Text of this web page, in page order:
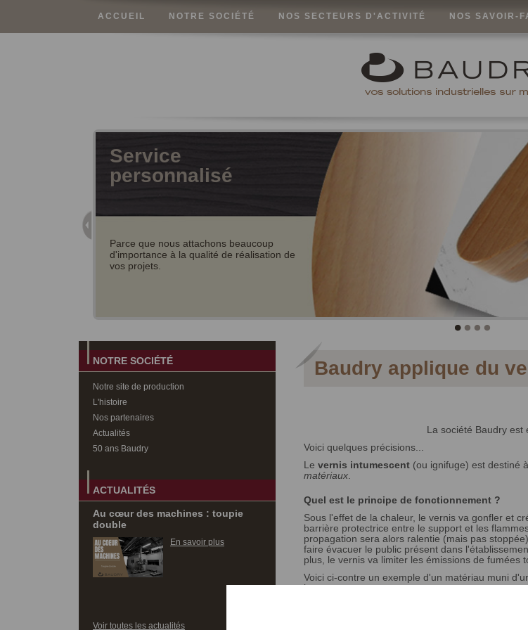
ACCUEIL NOTRE SOCIÉTÉ NOS SECTEURS D'ACTIVITÉ NOS SAVOIR-
Service
personnalisé
Parce que nous attachons beaucoup
d'importance à la qualité de réalisation de
vos projets.
NOTRE SOCIÉTÉ
Notre site de production
L'histoire
Nos partenaires
Actualités
50 ans Baudry
ACTUALITÉS
Au cœur des machines : tour HH9
Au cœur des machines : toupie
double
En savoir plus
BAUDRY & LOLILO : TOUR
Voir toutes les actualités
Baudry applique du
La société Baudry est
Voici quelques précisions...
Le vernis intumescent (ou ignifuge) est destiné à
matériaux
Quel est le principe de fonctionnement ?
Sous l'effet de la chaleur, le vernis va gonfler et
barrière protectrice entre le support et les
propagation sera alors ralentie (mais pas
faire évacuer le public présent dans
plus, le vernis va limiter les émissions de fumées
Voici ci-contre un exemple d'un matériau muni
intumescent.